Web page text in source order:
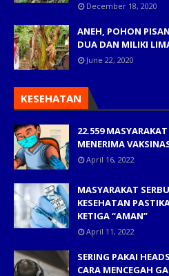
December 18, 2020
ANEH, POHON
DUA DAN MILIKI
June 22, 2020
KESEHATAN
22.559
MENERIMA
April 16, 2022
MASYARAKAT
KESEHATAN
KETIGA “AMAN”
April 11, 2022
SERING PAKAI
CARA MENCEGAH